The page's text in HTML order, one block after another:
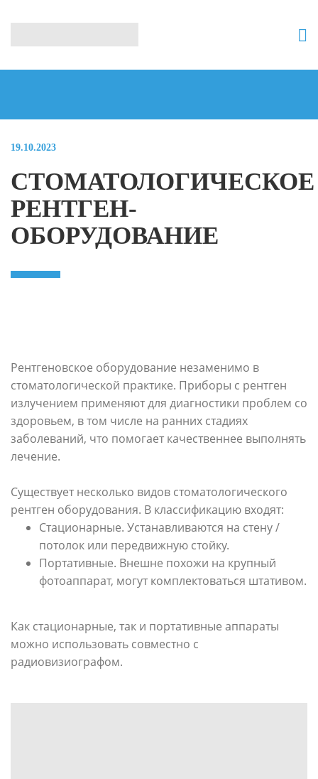
19.10.2023
СТОМАТОЛОГИЧЕСКОЕ
РЕНТГЕН-
ОБОРУДОВАНИЕ
Рентгеновское оборудование незаменимо в
стоматологической практике. Приборы с рентген
излучением применяют для диагностики проблем со
здоровьем, в том числе на ранних стадиях
заболеваний, что помогает качественнее выполнять
лечение.
Существует несколько видов стоматологического
рентген оборудования. В классификацию входят:
Стационарные. Устанавливаются на стену /
потолок или передвижную стойку.
Портативные. Внешне похожи на крупный
фотоаппарат, могут комплектоваться штативом.
Как стационарные, так и портативные аппараты
можно использовать совместно с
радиовизиографом.